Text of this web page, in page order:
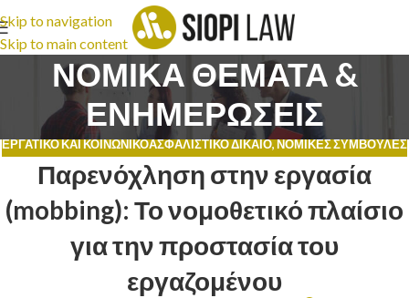
Skip to navigation
Skip to main content
ΝΟΜΙΚΑ ΘΕΜΑΤΑ &
ΕΝΗΜΕΡΩΣΕΙΣ
ΕΡΓΑΤΙΚΌ ΚΑΙ ΚΟΙΝΩΝΙΚΟΑΣΦΑΛΙΣΤΙΚΌ ΔΊΚΑΙΟ,ΝΟΜΙΚΈΣ ΣΥΜΒΟΥΛΈΣ
Παρενόχληση στην εργασία
(mobbing): Το νομοθετικό πλαίσιο
για την προστασία του
εργαζομένου